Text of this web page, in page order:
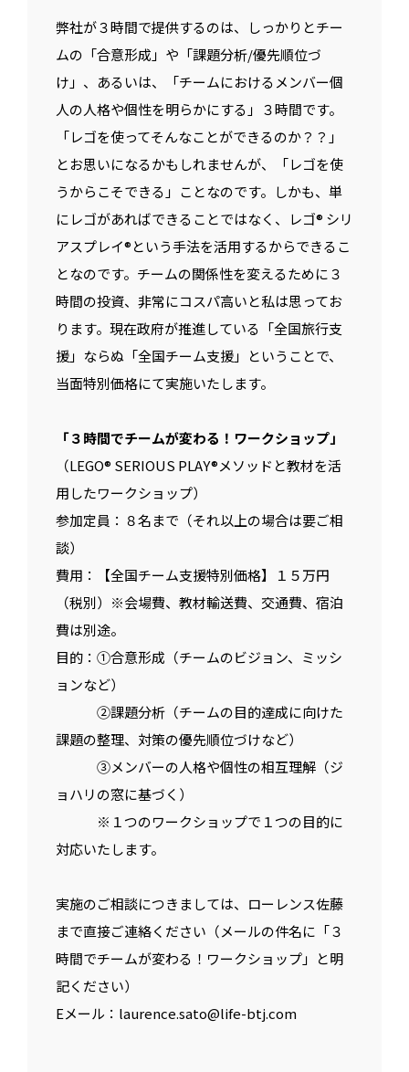
弊社が３時間で提供するのは、しっかりとチー
ムの「合意形成」や「課題分析/優先順位づ
け」、あるいは、「チームにおけるメンバー個
人の人格や個性を明らかにする」３時間です。
「レゴを使ってそんなことができるのか？？」
とお思いになるかもしれませんが、「レゴを使
うからこそできる」ことなのです。しかも、単
にレゴがあればできることではなく、レゴ® シリ
アスプレイ®という手法を活用するからできるこ
となのです。チームの関係性を変えるために３
時間の投資、非常にコスパ高いと私は思ってお
ります。現在政府が推進している「全国旅行支
援」ならぬ「全国チーム支援」ということで、
当面特別価格にて実施いたします。
「３時間でチームが変わる！ワークショップ」
（LEGO® SERIOUS PLAY®メソッドと教材を活
用したワークショップ）
参加定員：８名まで（それ以上の場合は要ご相
談）
費用：【全国チーム支援特別価格】１５万円
（税別）※会場費、教材輸送費、交通費、宿泊
費は別途。
目的：①合意形成（チームのビジョン、ミッシ
ョンなど）
②課題分析（チームの目的達成に向けた
課題の整理、対策の優先順位づけなど）
③メンバーの人格や個性の相互理解（ジ
ョハリの窓に基づく）
※１つのワークショップで１つの目的に
対応いたします。
実施のご相談につきましては、ローレンス佐藤
まで直接ご連絡ください（メールの件名に「３
時間でチームが変わる！ワークショップ」と明
記ください）
Eメール：laurence.sato@life-btj.com